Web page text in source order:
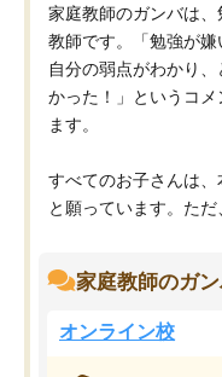
家庭教師のガンバは
教師です。「勉強が
自分の弱点がわかり
かった！」というコ
ます。
すべてのお子さんは、
と願っています。ただ
家庭教師のガ
オンライン校